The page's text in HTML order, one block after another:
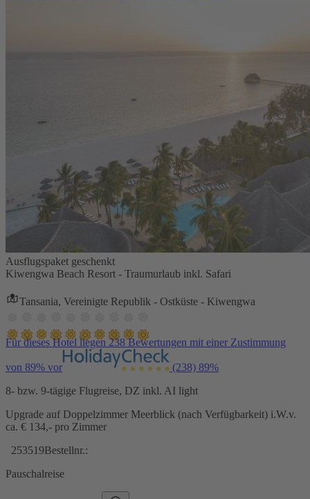
Ausflugspaket geschenkt
Kiwengwa Beach Resort - Traumurlaub inkl. Safari
Tansania, Vereinigte Republik - Ostküste - Kiwengwa
Für dieses Hotel liegen 238 Bewertungen mit einer Zustimmung
von 89% vor (238) 89%
8- bzw. 9-tägige Flugreise, DZ inkl. AI light
Upgrade auf Doppelzimmer Meerblick (nach Verfügbarkeit) i.W.v.
ca. € 134,- pro Zimmer
253519Bestellnr.:
Pauschalreise